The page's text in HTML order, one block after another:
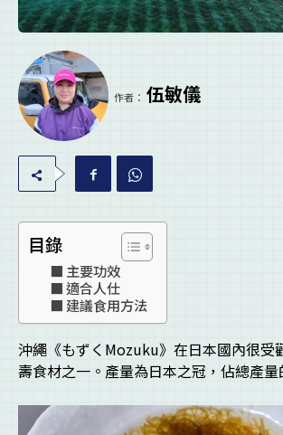
作者： 伍敏儀
目錄
主要功效
適合人仕
建議食用方法
沖繩《もずくMozuku》在日本國內很受
壽食材之一。產量為日本之冠，佔總產量